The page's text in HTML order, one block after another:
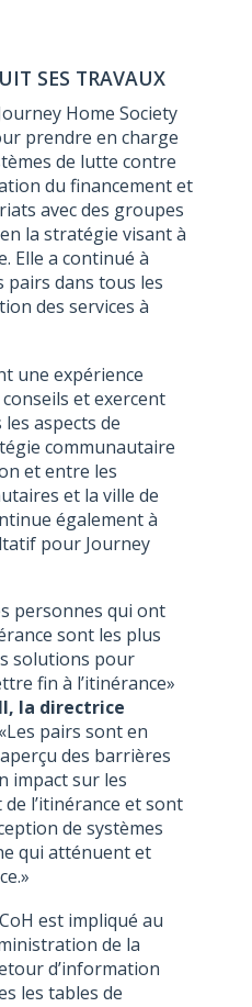
SES TRAVAUX
Home Society
prendre en charge
de lutte contre
du financement et
avec des groupes
la stratégie visant à
Elle a continué à
dans tous les
des services à
une expérience
et exercent
aspects de
communautaire
et entre les
et la ville de
également à
pour Journey
personnes qui ont
sont les plus
solutions pour
fin à l’itinérance»
la directrice
pairs sont en
des barrières
impact sur les
l’itinérance et sont
de systèmes
qui atténuent et
est impliqué au
de la
d’information
les tables de